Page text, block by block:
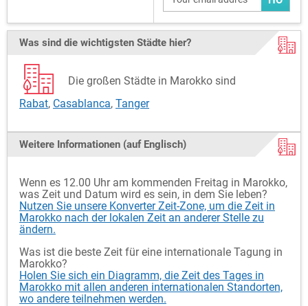
Was sind die wichtigsten Städte hier?
Die großen Städte in Marokko sind
Rabat, Casablanca, Tanger
Weitere Informationen (auf Englisch)
Wenn es 12.00 Uhr am kommenden Freitag in Marokko,
was Zeit und Datum wird es sein, in dem Sie leben?
Nutzen Sie unsere Konverter Zeit-Zone, um die Zeit in
Marokko nach der lokalen Zeit an anderer Stelle zu
ändern.
Was ist die beste Zeit für eine internationale Tagung in
Marokko?
Holen Sie sich ein Diagramm, die Zeit des Tages in
Marokko mit allen anderen internationalen Standorten,
wo andere teilnehmen werden.